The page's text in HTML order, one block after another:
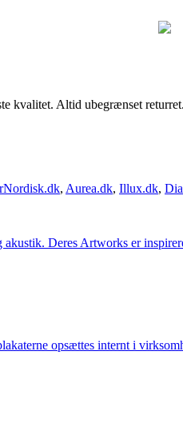
kvalitet. Altid ubegrænset
, Aurea.dk, Illux.dk,
Deres Artworks er
opsættes internt i